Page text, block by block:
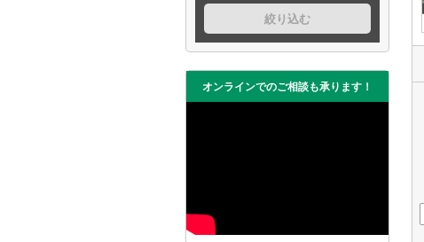
絞り込む
オンラインでのご相談も承ります！